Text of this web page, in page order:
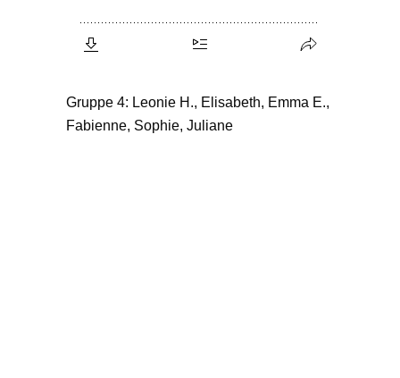
Gruppe 4: Leonie H., Elisabeth, Emma E.,
Fabienne, Sophie, Juliane